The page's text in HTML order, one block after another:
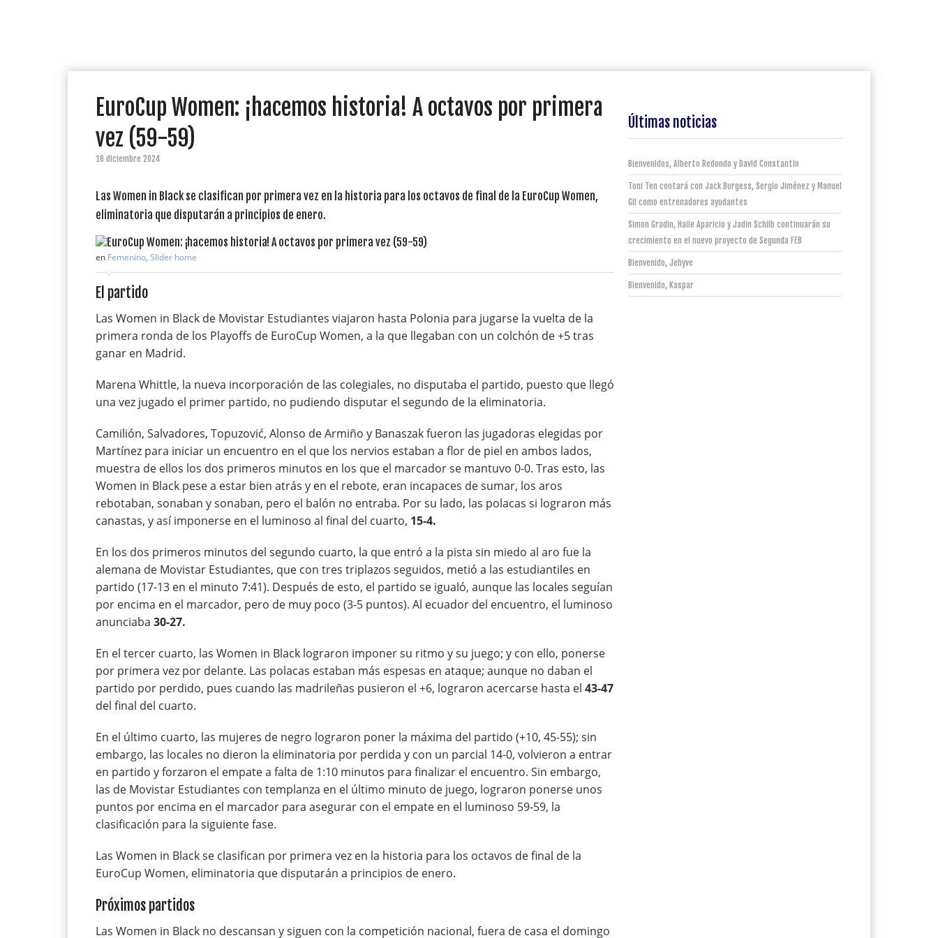
EuroCup Women: ¡hacemos historia! A octavos por primera
vez (59-59)
18 diciembre 2024
Las Women in Black se clasifican por primera vez en la historia para los octavos de final de la EuroCup Women,
eliminatoria que disputarán a principios de enero.
en Femenino, Slider home
El partido
Las Women in Black de Movistar Estudiantes viajaron hasta Polonia para jugarse la vuelta de la
primera ronda de los Playoffs de EuroCup Women, a la que llegaban con un colchón de +5 tras
ganar en Madrid.
Marena Whittle, la nueva incorporación de las colegiales, no disputaba el partido, puesto que llegó
una vez jugado el primer partido, no pudiendo disputar el segundo de la eliminatoria.
Camilión, Salvadores, Topuzović, Alonso de Armiño y Banaszak fueron las jugadoras elegidas por
Martínez para iniciar un encuentro en el que los nervios estaban a flor de piel en ambos lados,
muestra de ellos los dos primeros minutos en los que el marcador se mantuvo 0-0. Tras esto, las
Women in Black pese a estar bien atrás y en el rebote, eran incapaces de sumar, los aros
rebotaban, sonaban y sonaban, pero el balón no entraba. Por su lado, las polacas si lograron más
canastas, y así imponerse en el luminoso al final del cuarto, 15-4.
En los dos primeros minutos del segundo cuarto, la que entró a la pista sin miedo al aro fue la
alemana de Movistar Estudiantes, que con tres triplazos seguidos, metió a las estudiantiles en
partido (17-13 en el minuto 7:41). Después de esto, el partido se igualó, aunque las locales seguían
por encima en el marcador, pero de muy poco (3-5 puntos). Al ecuador del encuentro, el luminoso
anunciaba 30-27.
En el tercer cuarto, las Women in Black lograron imponer su ritmo y su juego; y con ello, ponerse
por primera vez por delante. Las polacas estaban más espesas en ataque; aunque no daban el
partido por perdido, pues cuando las madrileñas pusieron el +6, lograron acercarse hasta el 43-47
del final del cuarto.
En el último cuarto, las mujeres de negro lograron poner la máxima del partido (+10, 45-55); sin
embargo, las locales no dieron la eliminatoria por perdida y con un parcial 14-0, volvieron a entrar
en partido y forzaron el empate a falta de 1:10 minutos para finalizar el encuentro. Sin embargo,
las de Movistar Estudiantes con templanza en el último minuto de juego, lograron ponerse unos
puntos por encima en el marcador para asegurar con el empate en el luminoso 59-59, la
clasificación para la siguiente fase.
Las Women in Black se clasifican por primera vez en la historia para los octavos de final de la
EuroCup Women, eliminatoria que disputarán a principios de enero.
Próximos partidos
Las Women in Black no descansan y siguen con la competición nacional, fuera de casa el domingo
Últimas noticias
Bienvenidos, Alberto Redondo y David Constantin
Toni Ten contará con Jack Burgess, Sergio Jiménez y Manuel
Gil como entrenadores ayudantes
Simon Gradin, Haile Aparicio y Jadin Schilb continuarán su
crecimiento en el nuevo proyecto de Segunda FEB
Bienvenido, Jehyve
Bienvenido, Kaspar